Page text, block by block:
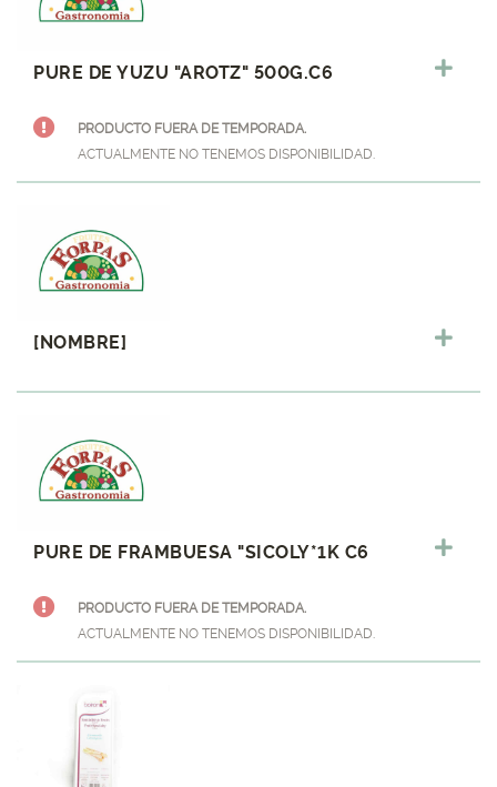
PURE DE YUZU "AROTZ" 500G.C6
PRODUCTO FUERA DE TEMPORADA.
ACTUALMENTE NO TENEMOS DISPONIBILIDAD.
[NOMBRE]
PURE DE FRAMBUESA "SICOLY*1K C6
PRODUCTO FUERA DE TEMPORADA.
ACTUALMENTE NO TENEMOS DISPONIBILIDAD.